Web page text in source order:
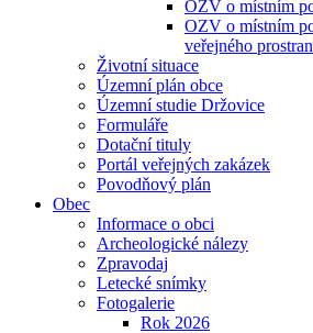
OZV o místním
OZV o místním
veřejného
Životní situace
Územní plán obce
Územní studie Držovice
Formuláře
Dotační tituly
Portál veřejných zakázek
Povodňový plán
Obec
Informace o obci
Archeologické nálezy
Zpravodaj
Letecké snímky
Fotogalerie
Rok 2026